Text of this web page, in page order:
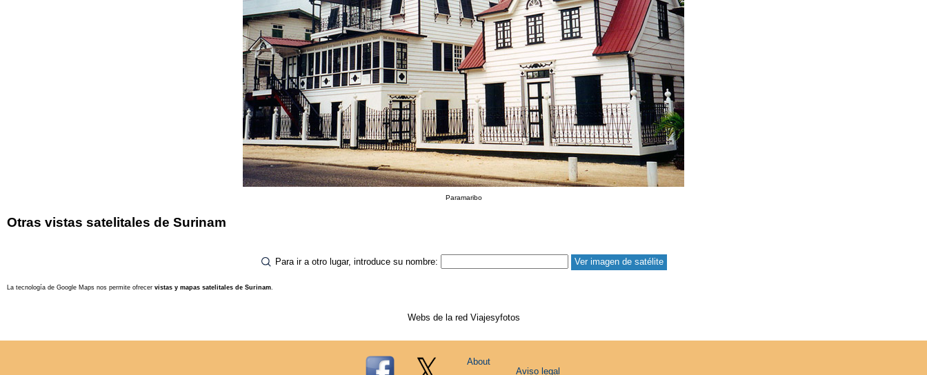
Paramaribo
Otras vistas satelitales de Surinam
Para ir a otro lugar, introduce su nombre:
La tecnología de Google Maps nos permite ofrecer vistas y mapas satelitales de Surinam.
Webs de la red Viajesyfotos
About
Aviso legal